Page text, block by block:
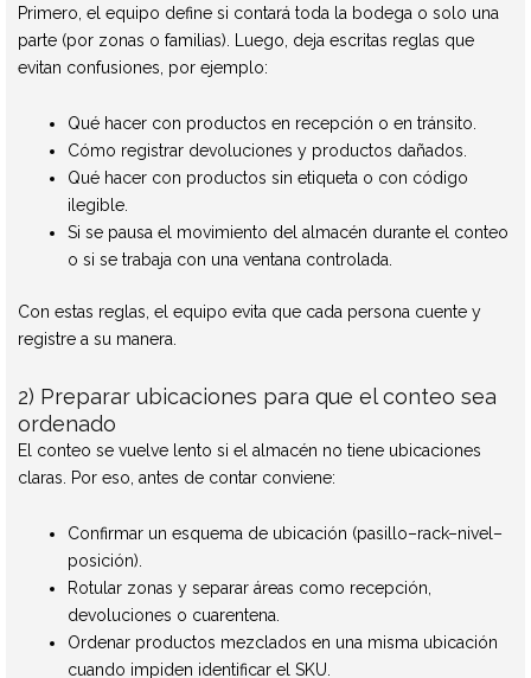
Primero, el equipo define si contará toda la bodega o solo una
parte (por zonas o familias). Luego, deja escritas reglas que
evitan confusiones, por ejemplo:
Qué hacer con productos en recepción o en tránsito.
Cómo registrar devoluciones y productos dañados.
Qué hacer con productos sin etiqueta o con código
ilegible.
Si se pausa el movimiento del almacén durante el conteo
o si se trabaja con una ventana controlada.
Con estas reglas, el equipo evita que cada persona cuente y
registre a su manera.
2) Preparar ubicaciones para que el conteo sea
ordenado
El conteo se vuelve lento si el almacén no tiene ubicaciones
claras. Por eso, antes de contar conviene:
Confirmar un esquema de ubicación (pasillo–rack–nivel–
posición).
Rotular zonas y separar áreas como recepción,
devoluciones o cuarentena.
Ordenar productos mezclados en una misma ubicación
cuando impiden identificar el SKU.